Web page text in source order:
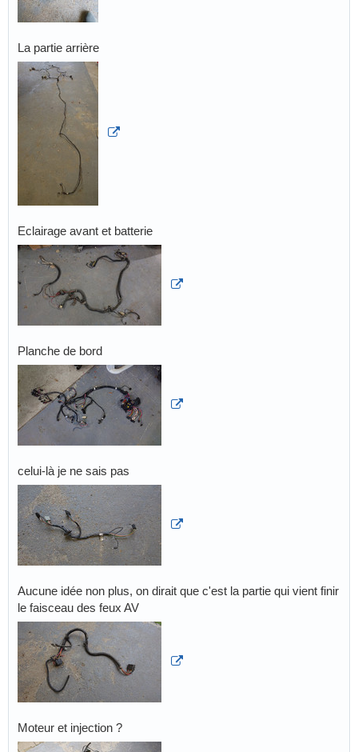
La partie arrière
Eclairage avant et batterie
Planche de bord
celui-là je ne sais pas
Aucune idée non plus, on dirait que c'est la partie qui vient finir
le faisceau des feux AV
Moteur et injection ?